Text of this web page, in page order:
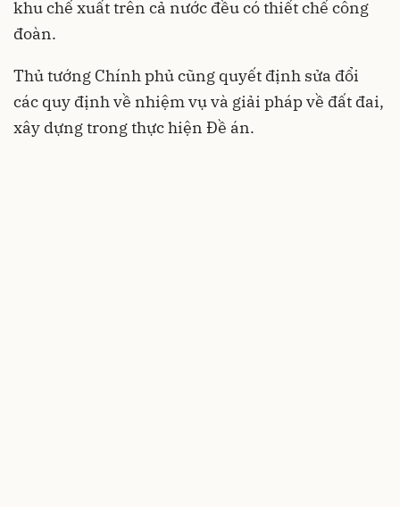
khu chế xuất trên cả nước đều có thiết chế công
đoàn.
Thủ tướng Chính phủ cũng quyết định sửa đổi
các quy định về nhiệm vụ và giải pháp về đất đai,
xây dựng trong thực hiện Đề án.